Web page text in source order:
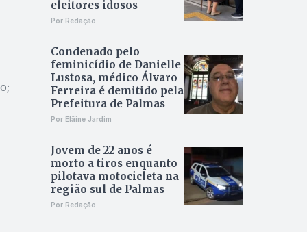
eleitores idosos
Por Redação
Condenado pelo
feminicídio de Danielle
Lustosa, médico Álvaro
Ferreira é demitido pela
Prefeitura de Palmas
Por Elâine Jardim
Jovem de 22 anos é
morto a tiros enquanto
pilotava motocicleta na
região sul de Palmas
Por Redação